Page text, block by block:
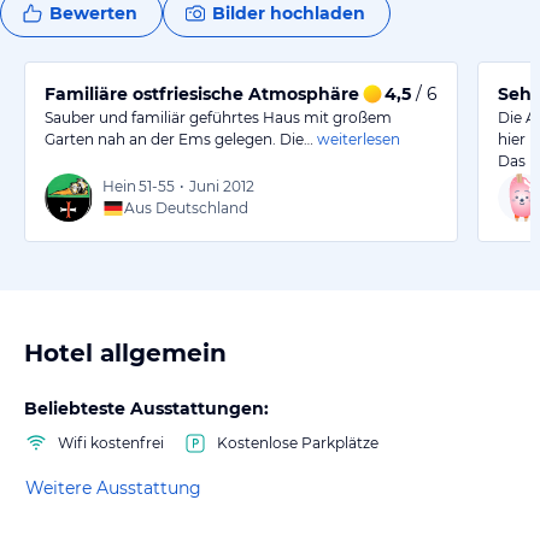
Bewerten Bilder hochladen
Familiäre ostfriesische Atmosphäre a la Gutsherr
4,5 / 6
Sauber und familiär geführtes Haus mit großem
Garten nah an der Ems gelegen. Die…
weiterlesen
Hein 51-55 • Juni 2012
Aus Deutschland
Die
hier
Das
Hotel allgemein
Beliebteste Ausstattungen:
Wifi kostenfrei Kostenlose Parkplätze
Weitere Ausstattung